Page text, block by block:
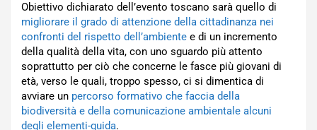
Obiettivo dichiarato dell’evento toscano sarà quello di
migliorare il grado di attenzione della cittadinanza nei
confronti del rispetto dell’ambiente e di un incremento
della qualità della vita, con uno sguardo più attento
soprattutto per ciò che concerne le fasce più giovani di
età, verso le quali, troppo spesso, ci si dimentica di
avviare un percorso formativo che faccia della
biodiversità e della comunicazione ambientale alcuni
degli elementi-guida.